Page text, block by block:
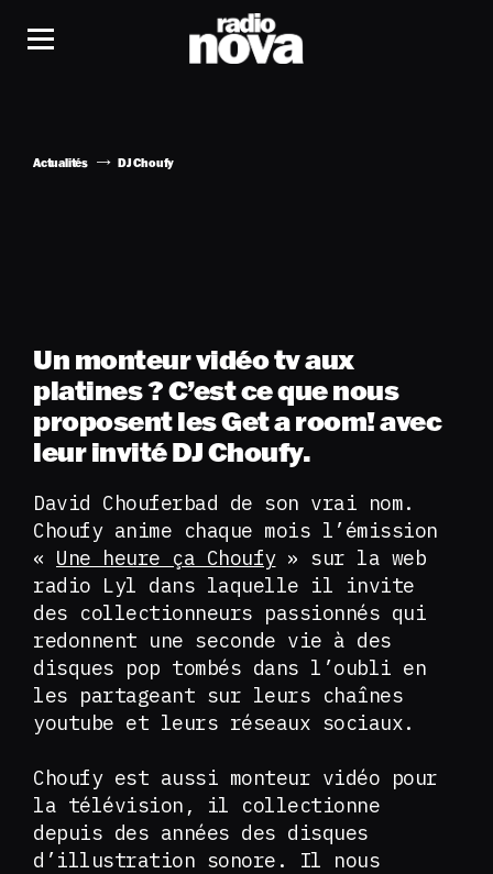
Actualités DJ Choufy
Un monteur vidéo tv aux
platines ? C’est ce que nous
proposent les Get a room! avec
leur invité DJ Choufy.
David Chouferbad de son vrai nom.
Choufy anime chaque mois l’émission
« Une heure ça Choufy» sur la web
radio Lyl dans laquelle il invite
des collectionneurs passionnés qui
redonnent une seconde vie à des
disques pop tombés dans l’oubli en
les partageant sur leurs chaînes
youtube et leurs réseaux sociaux.
Choufy est aussi monteur vidéo pour
la télévision, il collectionne
depuis des années des disques
d’illustration sonore. Il nous